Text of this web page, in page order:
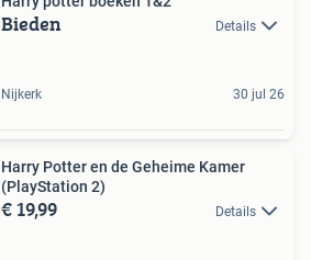
Bieden Details
Nijkerk 30 jul 26
Harry Potter en de Geheime Kamer
(PlayStation 2)
€ 19,99 Details